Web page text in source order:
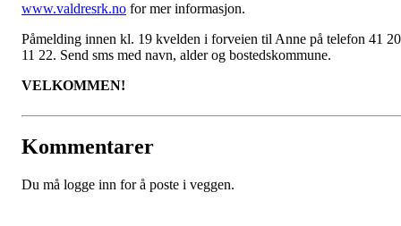
www.valdresrk.no for mer informasjon.
Påmelding innen kl. 19 kvelden i forveien til Anne på telefon 41 20
11 22. Send sms med navn, alder og bostedskommune.
VELKOMMEN!
Kommentarer
Du må logge inn for å poste i veggen.